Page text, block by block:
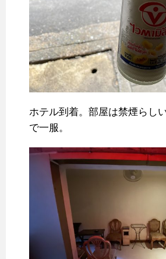
ホテル到着。部屋は禁煙らし
で一服。